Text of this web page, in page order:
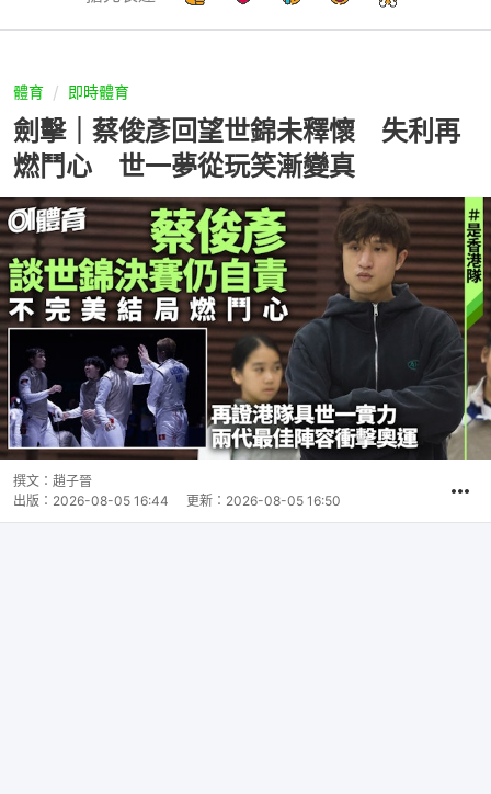
體育 即時體育
劍擊｜蔡俊彥回望世錦未釋懷 失利再
燃鬥心 世一夢從玩笑漸變真
撰文： 趙子晉
出版： 2026-08-05 16:44 更新： 2026-08-05 16:50